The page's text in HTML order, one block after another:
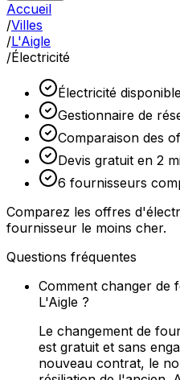
Accueil
/Villes
/L'Aigle
/Électricité
Électricité
Gestionnaire de
Comparaison des
Devis gratuit en 2
6 fournisseurs
Comparez les offres
fournisseur le moins cher.
Questions fréquentes
Comment changer de
L'Aigle ?
Le changement de
est gratuit et sans
nouveau contrat, le